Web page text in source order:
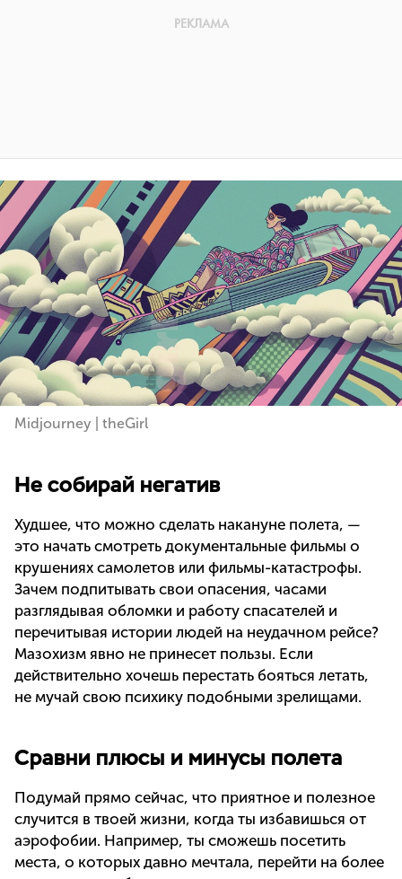
Midjourney | theGirl
Не собирай негатив
Худшее, что можно сделать накануне полета, —
это начать смотреть документальные фильмы о
крушениях самолетов или фильмы-катастрофы.
Зачем подпитывать свои опасения, часами
разглядывая обломки и работу спасателей и
перечитывая истории людей на неудачном рейсе?
Мазохизм явно не принесет пользы. Если
действительно хочешь перестать бояться летать,
не мучай свою психику подобными зрелищами.
Сравни плюсы и минусы полета
Подумай прямо сейчас, что приятное и полезное
случится в твоей жизни, когда ты избавишься от
аэрофобии. Например, ты сможешь посетить
места, о которых давно мечтала, перейти на более